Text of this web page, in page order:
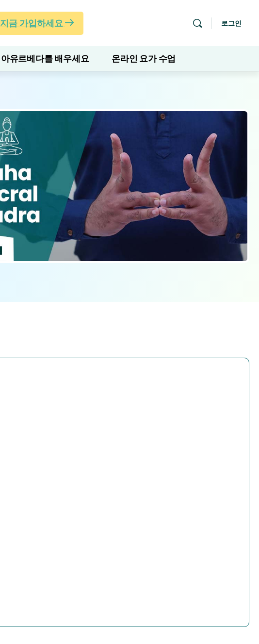
지금 가입하세요 로그인
아유르베다를 배우세요 온라인 요가 수업